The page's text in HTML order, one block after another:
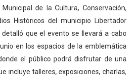
de la Cultura, Conservación,
Históricos del municipio Libertador
que el evento se llevará a cabo
en los espacios de la emblemática
el público podrá disfrutar de una
incluye talleres, exposiciones, charlas,